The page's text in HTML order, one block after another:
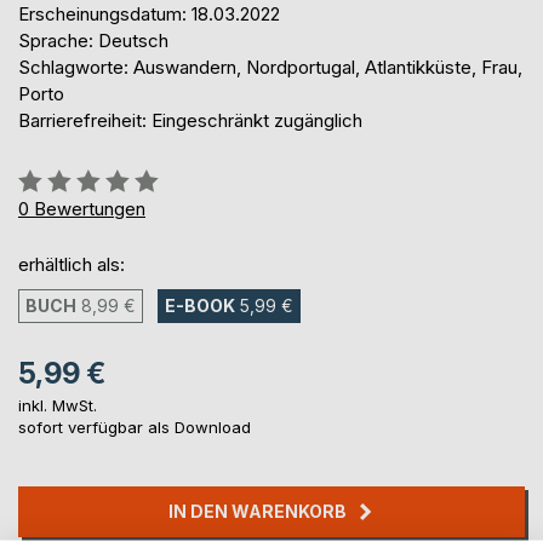
Erscheinungsdatum: 18.03.2022
Sprache: Deutsch
Schlagworte: Auswandern, Nordportugal, Atlantikküste, Frau,
Porto
Barrierefreiheit: Eingeschränkt zugänglich
Bewertung::
0%
0 Bewertungen
erhältlich als:
BUCH 8,99 € E-BOOK 5,99 €
5,99 €
inkl. MwSt.
sofort verfügbar als Download
IN DEN WARENKORB